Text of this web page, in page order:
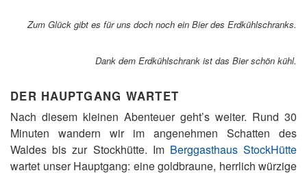
Zum Glück gibt es für uns doch noch ein Bier des Erdkühlschranks.
Dank dem Erdkühlschrank ist das Bier schön kühl.
DER HAUPTGANG WARTET
Nach diesem kleinen Abenteuer geht’s weiter. Rund 30
Minuten wandern wir im angenehmen Schatten des
Waldes bis zur Stockhütte. Im Berggasthaus StockHütte
wartet unser Hauptgang: eine goldbraune, herrlich würzige